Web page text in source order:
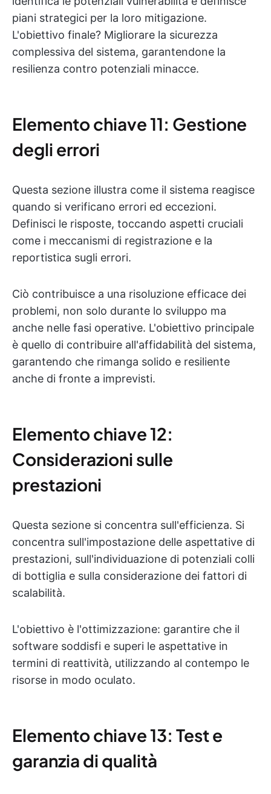
piani strategici per la loro mitigazione.
L'obiettivo finale? Migliorare la sicurezza
complessiva del sistema, garantendone la
resilienza contro potenziali minacce.
Elemento chiave 11: Gestione
degli errori
Questa sezione illustra come il sistema reagisce
quando si verificano errori ed eccezioni.
Definisci le risposte, toccando aspetti cruciali
come i meccanismi di registrazione e la
reportistica sugli errori.
Ciò contribuisce a una risoluzione efficace dei
problemi, non solo durante lo sviluppo ma
anche nelle fasi operative. L'obiettivo principale
è quello di contribuire all'affidabilità del sistema,
garantendo che rimanga solido e resiliente
anche di fronte a imprevisti.
Elemento chiave 12:
Considerazioni sulle
prestazioni
Questa sezione si concentra sull'efficienza. Si
concentra sull'impostazione delle aspettative di
prestazioni, sull'individuazione di potenziali colli
di bottiglia e sulla considerazione dei fattori di
scalabilità.
L'obiettivo è l'ottimizzazione: garantire che il
software soddisfi e superi le aspettative in
termini di reattività, utilizzando al contempo le
risorse in modo oculato.
Elemento chiave 13: Test e
garanzia di qualità